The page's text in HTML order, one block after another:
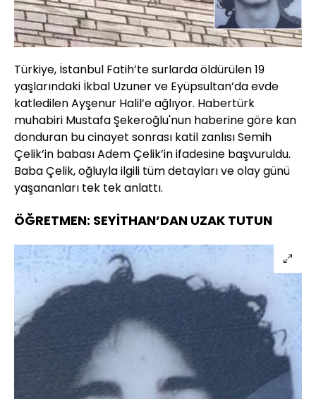
Türkiye, İstanbul Fatih’te surlarda öldürülen 19
yaşlarındaki İkbal Uzuner ve Eyüpsultan’da evde
katledilen Ayşenur Halil’e ağlıyor. Habertürk
muhabiri Mustafa Şekeroğlu'nun haberine göre kan
donduran bu cinayet sonrası katil zanlısı Semih
Çelik’in babası Adem Çelik’in ifadesine başvuruldu.
Baba Çelik, oğluyla ilgili tüm detayları ve olay günü
yaşananları tek tek anlattı.
ÖĞRETMEN: SEYİTHAN’DAN UZAK TUTUN